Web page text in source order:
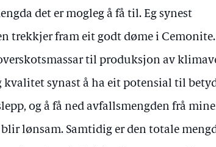
det er mogleg å få til. Eg synest
trekkjer fram eit godt døme i
til produksjon av
kvalitet synast å ha eit potensial til
og å få ned avfallsmengden frå
lønsam. Samtidig er den totale